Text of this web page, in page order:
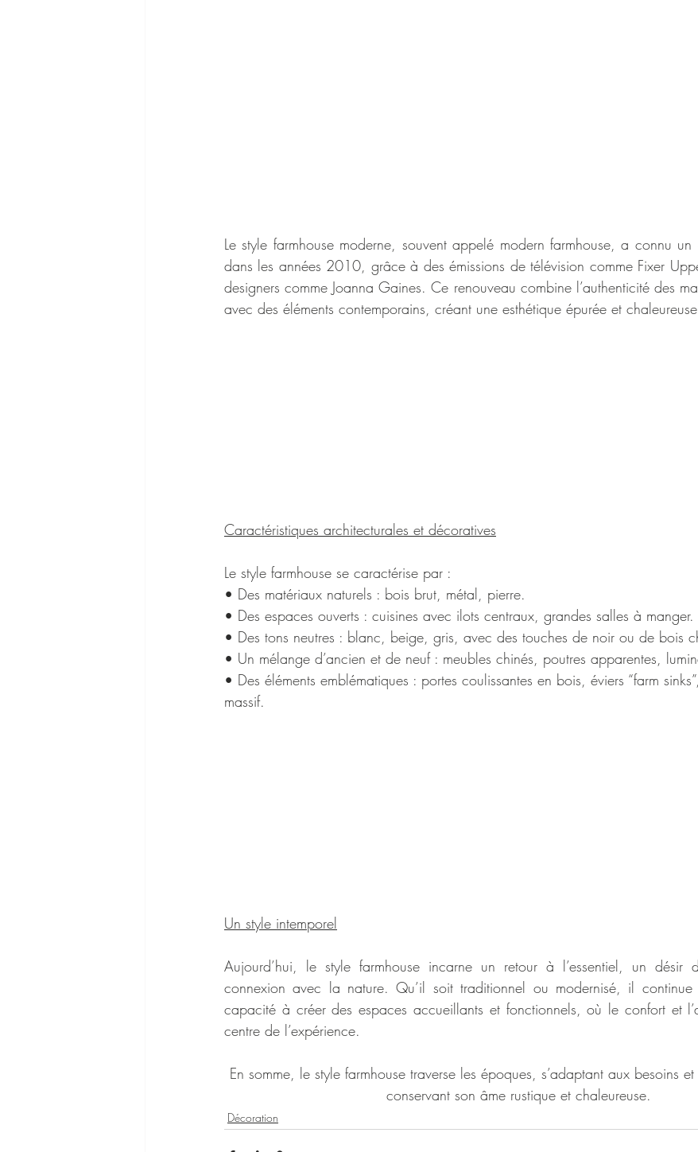
Le style farmhouse moderne, souvent appelé modern farmhouse, a connu un
dans les années 2010, grâce à des émissions de télévision comme Fixer
designers comme Joanna Gaines. Ce renouveau combine l’authenticité des
avec des éléments contemporains, créant une esthétique épurée et
Caractéristiques architecturales et décoratives
Le style farmhouse se caractérise par :
• Des matériaux naturels : bois brut, métal, pierre.
• Des espaces ouverts : cuisines avec ilots centraux, grandes salles à manger.
• Des tons neutres : blanc, beige, gris, avec des touches de noir ou de bois
• Un mélange d’ancien et de neuf : meubles chinés, poutres apparentes,
• Des éléments emblématiques : portes coulissantes en bois, éviers “farm
massif.
Un style intemporel
Aujourd’hui, le style farmhouse incarne un retour à l’essentiel, un désir
connexion avec la nature. Qu’il soit traditionnel ou modernisé, il
capacité à créer des espaces accueillants et fonctionnels, où le confort et
centre de l’expérience.
En somme, le style farmhouse traverse les époques, s’adaptant aux besoins
conservant son âme rustique et chaleureuse.
Décoration